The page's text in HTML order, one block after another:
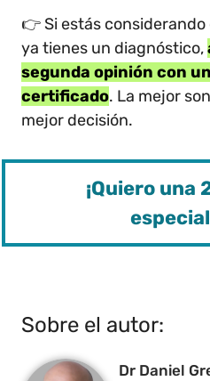
👉 Si estás
ya tienes un diagnóstico,
segunda opinión con
certificado. La mejor
mejor decisión.
¡Quiero una
Sobre el autor:
Dr Daniel